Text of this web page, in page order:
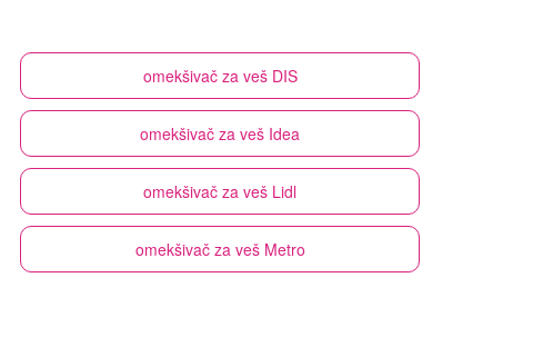
omekšivač za veš DIS
omekšivač za veš Idea
omekšivač za veš Lidl
omekšivač za veš Metro